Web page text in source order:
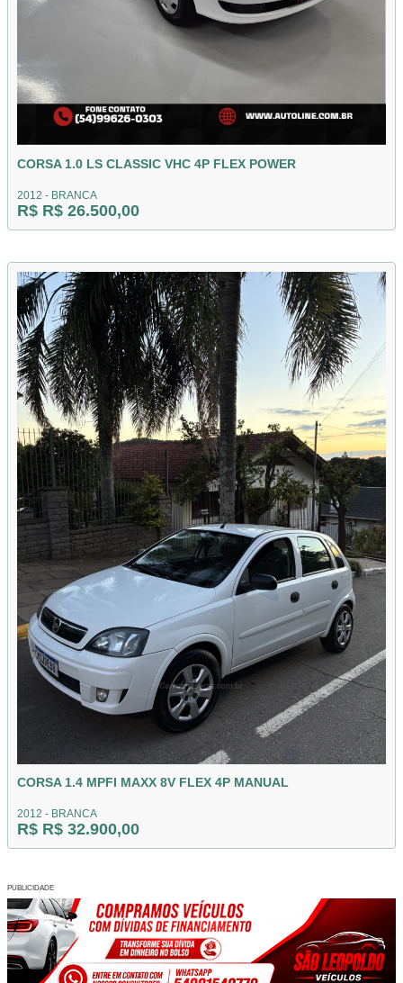
CORSA 1.0 LS CLASSIC VHC 4P FLEX POWER
2012 - BRANCA
R$ R$ 26.500,00
CORSA 1.4 MPFI MAXX 8V FLEX 4P MANUAL
2012 - BRANCA
R$ R$ 32.900,00
PUBLICIDADE